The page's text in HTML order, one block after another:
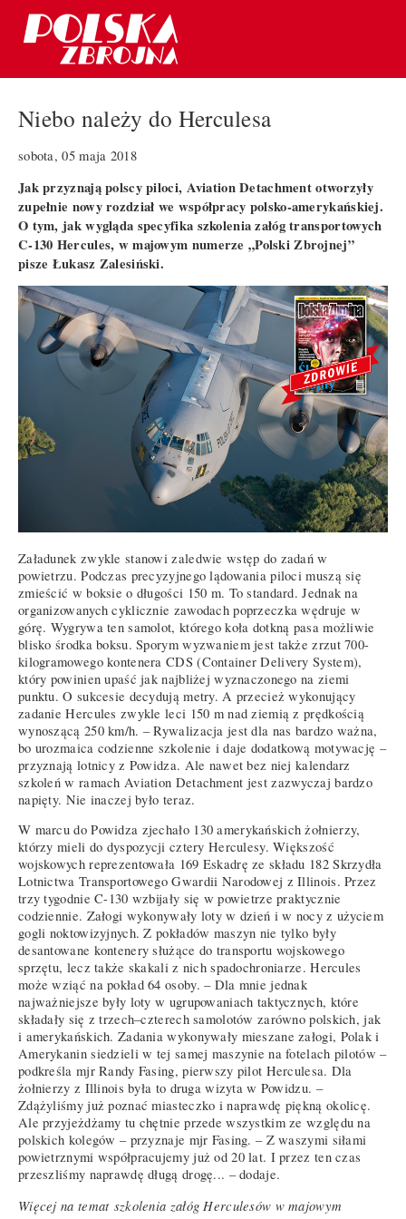
Niebo należy do Herculesa
sobota, 05 maja 2018
Jak przyznają polscy piloci, Aviation Detachment otworzyły
zupełnie nowy rozdział we współpracy polsko-amerykańskiej.
O tym, jak wygląda specyfika szkolenia załóg transportowych
C-130 Hercules, w majowym numerze „Polski Zbrojnej”
pisze Łukasz Zalesiński.
Załadunek zwykle stanowi zaledwie wstęp do zadań w
powietrzu. Podczas precyzyjnego lądowania piloci muszą się
zmieścić w boksie o długości 150 m. To standard. Jednak na
organizowanych cyklicznie zawodach poprzeczka wędruje w
górę. Wygrywa ten samolot, którego koła dotkną pasa możliwie
blisko środka boksu. Sporym wyzwaniem jest także zrzut 700-
kilogramowego kontenera CDS (Container Delivery System),
który powinien upaść jak najbliżej wyznaczonego na ziemi
punktu. O sukcesie decydują metry. A przecież wykonujący
zadanie Hercules zwykle leci 150 m nad ziemią z prędkością
wynoszącą 250 km/h. – Rywalizacja jest dla nas bardzo ważna,
bo urozmaica codzienne szkolenie i daje dodatkową motywację –
przyznają lotnicy z Powidza. Ale nawet bez niej kalendarz
szkoleń w ramach Aviation Detachment jest zazwyczaj bardzo
napięty. Nie inaczej było teraz.
W marcu do Powidza zjechało 130 amerykańskich żołnierzy,
którzy mieli do dyspozycji cztery Herculesy. Większość
wojskowych reprezentowała 169 Eskadrę ze składu 182 Skrzydła
Lotnictwa Transportowego Gwardii Narodowej z Illinois. Przez
trzy tygodnie C-130 wzbijały się w powietrze praktycznie
codziennie. Załogi wykonywały loty w dzień i w nocy z użyciem
gogli noktowizyjnych. Z pokładów maszyn nie tylko były
desantowane kontenery służące do transportu wojskowego
sprzętu, lecz także skakali z nich spadochroniarze. Hercules
może wziąć na pokład 64 osoby. – Dla mnie jednak
najważniejsze były loty w ugrupowaniach taktycznych, które
składały się z trzech–czterech samolotów zarówno polskich, jak
i amerykańskich. Zadania wykonywały mieszane załogi, Polak i
Amerykanin siedzieli w tej samej maszynie na fotelach pilotów –
podkreśla mjr Randy Fasing, pierwszy pilot Herculesa. Dla
żołnierzy z Illinois była to druga wizyta w Powidzu. –
Zdążyliśmy już poznać miasteczko i naprawdę piękną okolicę.
Ale przyjeżdżamy tu chętnie przede wszystkim ze względu na
polskich kolegów – przyznaje mjr Fasing. – Z waszymi siłami
powietrznymi współpracujemy już od 20 lat. I przez ten czas
przeszliśmy naprawdę długą drogę... – dodaje.
Więcej na temat szkolenia załóg Herculesów w majowym